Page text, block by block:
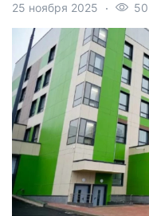
25 ноября 2025 50